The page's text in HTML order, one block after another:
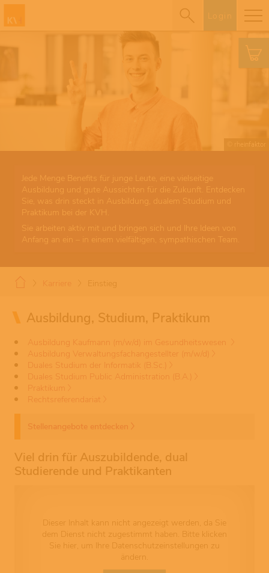
Login
© rheinfaktor
Jede Menge Benefits für junge Leute, eine vielseitige
Ausbildung und gute Aussichten für die Zukunft. Entdecken
Sie, was drin steckt in Ausbildung, dualem Studium und
Praktikum bei der KVH.
Sie arbeiten aktiv mit und bringen sich und Ihre Ideen von
Anfang an ein – in einem vielfältigen, sympathischen Team.
Karriere Einstieg
Ausbildung, Studium, Praktikum
Ausbildung Kaufmann (m/w/d) im Gesundheitswesen
Ausbildung Verwaltungsfachangestellter (m/w/d)
Duales Studium der Informatik (B.Sc.)
Duales Studium Public Administration (B.A.)
Praktikum
Rechtsreferendariat
Stellenangebote entdecken
Viel drin für Auszubildende, dual
Studierende und Praktikanten
Dieser Inhalt kann nicht angezeigt werden, da Sie
dem Dienst nicht zugestimmt haben. Bitte klicken
Sie hier, um Ihre Datenschutzeinstellungen zu
ändern.